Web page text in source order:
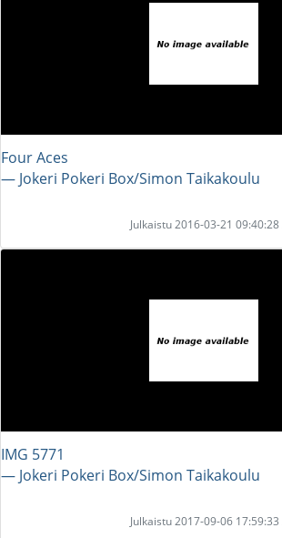
Four Aces
― Jokeri Pokeri Box/Simon Taikakoulu
Julkaistu 2016-03-21
IMG 5771
― Jokeri Pokeri Box/Simon Taikakoulu
Julkaistu 2017-09-06